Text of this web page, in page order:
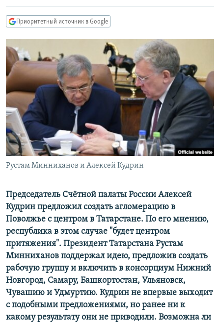
Вернутся
поиску
КАВКАЗ.РЕАЛИИ
СЕВЕР.РЕАЛИИ
СИБИРЬ.РЕАЛИИ
РАСПИСАНИЕ ВЕЩАНИЯ
ПОДПИШИТЕСЬ НА РАССЫЛКУ
СОЦИАЛЬНЫЕ СЕТИ
Все сайты РСЕ/РС
Приоритетный источник в Google
Рустам Минниханов и Алексей Кудрин
Председатель Счётной палаты России Алексей
Кудрин предложил создать агломерацию в
Поволжье с центром в Татарстане. По его мнению,
республика в этом случае "будет центром
притяжения". Президент Татарстана Рустам
Минниханов поддержал идею, предложив создать
рабочую группу и включить в консорциум Нижний
Новгород, Самару, Башкортостан, Ульяновск,
Чувашию и Удмуртию. Кудрин не впервые выходит
с подобными предложениями, но ранее ни к
какому результату они не приводили. Возможна ли